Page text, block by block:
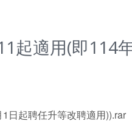
起適用(即114
日起聘任升等改聘適用)).rar